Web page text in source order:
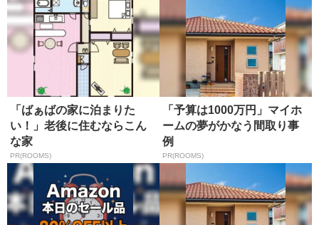
「ばぁばの家に泊まりた
い！」老後に住むならこん
な家
PR(ROOMS)
「予算は1000万円」マイホ
ームの夢がかなう間取り事
例
PR(ROOMS)